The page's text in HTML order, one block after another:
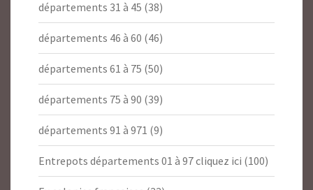
départements 31 à 45 (38)
départements 46 à 60 (46)
départements 61 à 75 (50)
départements 75 à 90 (39)
départements 91 à 971 (9)
Entrepots départements 01 à 97 cliquez ici (100)